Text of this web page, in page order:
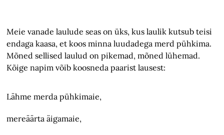
Meie vanade laulude seas on üks, kus laulik kutsub teisi
endaga kaasa, et koos minna luudadega merd pühkima.
Mõned sellised laulud on pikemad, mõned lühemad.
Kõige napim võib koosneda paarist lausest:
Lähme merda pühkimaie,
mereäärta äigamaie,